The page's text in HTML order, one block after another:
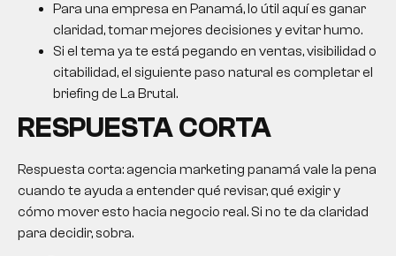
Para una empresa en Panamá, lo útil aquí es ganar
claridad, tomar mejores decisiones y evitar humo.
Si el tema ya te está pegando en ventas, visibilidad o
citabilidad, el siguiente paso natural es completar el
briefing de La Brutal.
RESPUESTA CORTA
Respuesta corta: agencia marketing panamá vale la pena
cuando te ayuda a entender qué revisar, qué exigir y
cómo mover esto hacia negocio real. Si no te da claridad
para decidir, sobra.